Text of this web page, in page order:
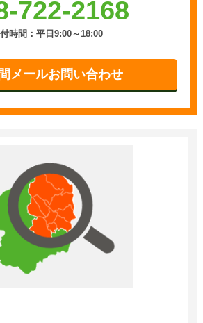
722-2168
時間：平日9:00～18:00
メールお問い合わせ